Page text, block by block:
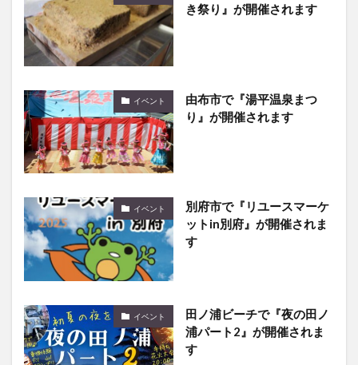
き祭り』が開催されます
イベント
由布市で『湯平温泉まつ
り』が開催されます
イベント
別府市で『リユースマーケ
ットin別府』が開催されま
す
イベント
田ノ浦ビーチで『夜の田ノ
浦パート2』が開催されま
す